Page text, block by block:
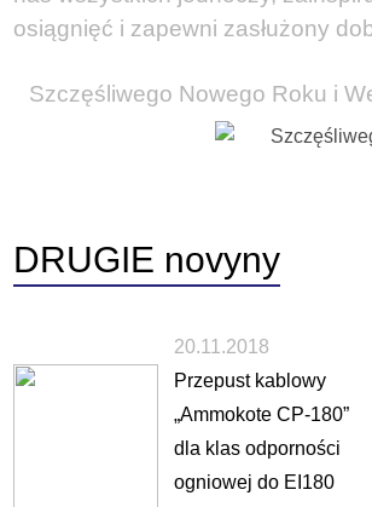
osiągnięć i zapewni zasłużony
Szczęśliwego Nowego Roku i
DRUGIE novyny
20.11.2018
Przepust kablowy
„Ammokote CP-180”
dla klas odporności
ogniowej do EI180